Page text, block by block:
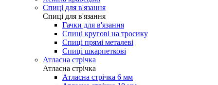
Cпиці для в'язання
Cпиці для в'язання
Гачки для в'язання
Спиці кругові на тросику
Спиці прямі металеві
Спиці шкарпеткові
Атласна стрічка
Атласна стрічка
Атласна стрічка 6 мм